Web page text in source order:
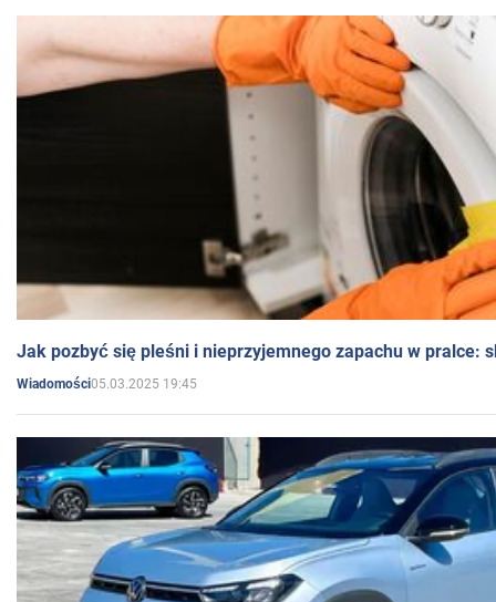
Jak pozbyć się pleśni i nieprzyjemnego zapachu w pralce:
Wiadomości05.03.2025 19:45